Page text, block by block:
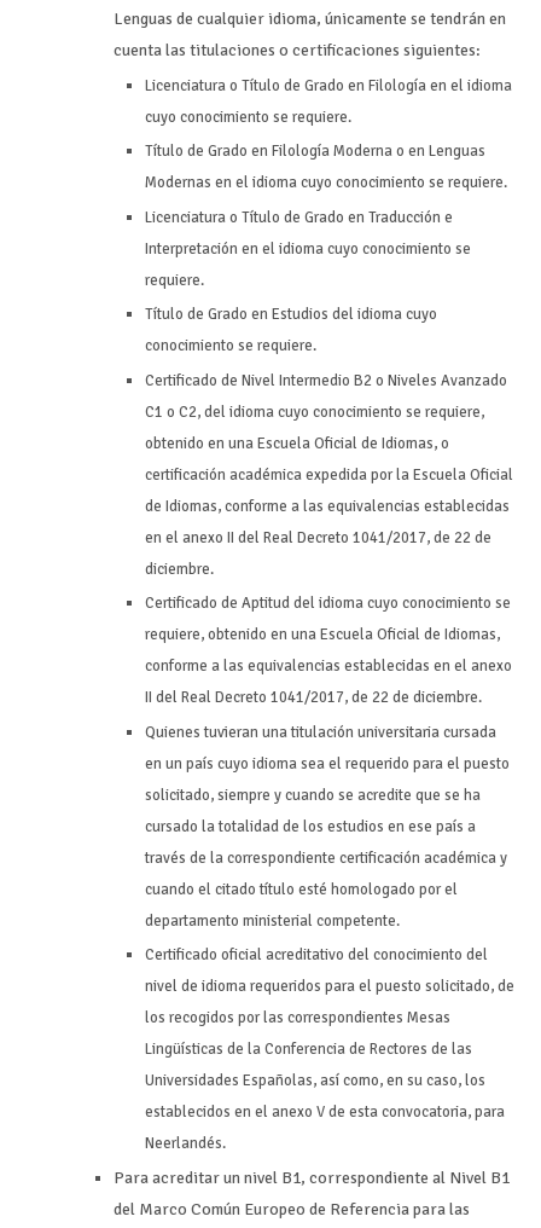
Lenguas de cualquier idioma, únicamente se tendrán en
cuenta las titulaciones o certificaciones siguientes:
Licenciatura o Título de Grado en Filología en el idioma
cuyo conocimiento se requiere.
Título de Grado en Filología Moderna o en Lenguas
Modernas en el idioma cuyo conocimiento se requiere.
Licenciatura o Título de Grado en Traducción e
Interpretación en el idioma cuyo conocimiento se
requiere.
Título de Grado en Estudios del idioma cuyo
conocimiento se requiere.
Certificado de Nivel Intermedio B2 o Niveles Avanzado
C1 o C2, del idioma cuyo conocimiento se requiere,
obtenido en una Escuela Oficial de Idiomas, o
certificación académica expedida por la Escuela Oficial
de Idiomas, conforme a las equivalencias establecidas
en el anexo II del Real Decreto 1041/2017, de 22 de
diciembre.
Certificado de Aptitud del idioma cuyo conocimiento se
requiere, obtenido en una Escuela Oficial de Idiomas,
conforme a las equivalencias establecidas en el anexo
II del Real Decreto 1041/2017, de 22 de diciembre.
Quienes tuvieran una titulación universitaria cursada
en un país cuyo idioma sea el requerido para el puesto
solicitado, siempre y cuando se acredite que se ha
cursado la totalidad de los estudios en ese país a
través de la correspondiente certificación académica y
cuando el citado título esté homologado por el
departamento ministerial competente.
Certificado oficial acreditativo del conocimiento del
nivel de idioma requeridos para el puesto solicitado, de
los recogidos por las correspondientes Mesas
Lingüísticas de la Conferencia de Rectores de las
Universidades Españolas, así como, en su caso, los
establecidos en el anexo V de esta convocatoria, para
Neerlandés.
Para acreditar un nivel B1, correspondiente al Nivel B1
del Marco Común Europeo de Referencia para las